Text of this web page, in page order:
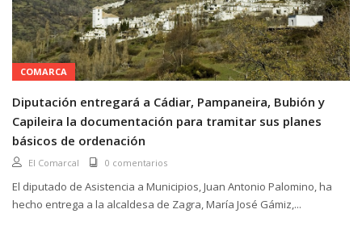
COMARCA
Diputación entregará a Cádiar, Pampaneira, Bubión y
Capileira la documentación para tramitar sus planes
básicos de ordenación
El Comarcal 0 comentarios
El diputado de Asistencia a Municipios, Juan Antonio Palomino, ha
hecho entrega a la alcaldesa de Zagra, María José Gámiz,...